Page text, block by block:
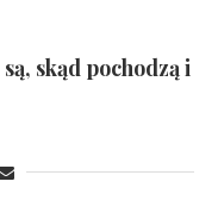
skąd pochodzą i